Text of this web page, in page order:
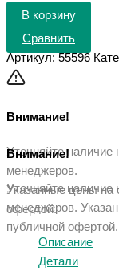
В корзину
Сравнить
Артикул:55596
Внимание!
Уточняйте наличие
менеджеров.
Указанные цены на
офертой.
Внимание!
Уточняйте наличие
менеджеров.
публичной офертой.
Описание
Детали